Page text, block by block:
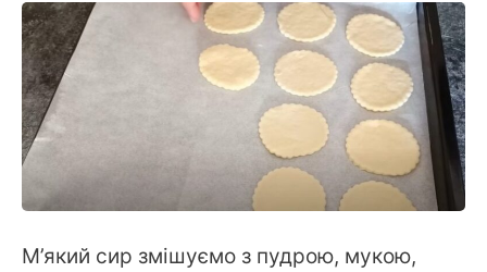
М’який сир змішуємо з пудрою, мукою,